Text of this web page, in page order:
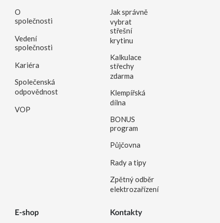
O
společnosti
Vedení
společnosti
Kariéra
Společenská
odpovědnost
VOP
Jak správně
vybrat
střešní
krytinu
Kalkulace
střechy
zdarma
Klempířská
dílna
BONUS
program
Půjčovna
Rady a tipy
Zpětný odběr
elektrozařízení
E-shop Kontakty